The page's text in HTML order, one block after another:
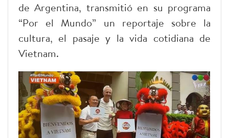
de Argentina, transmitió en su programa
“Por el Mundo” un reportaje sobre la
cultura, el pasaje y la vida cotidiana de
Vietnam.